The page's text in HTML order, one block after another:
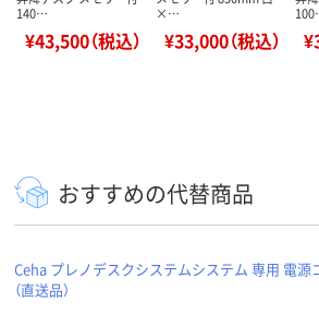
140…
¥43,500（税込）
×…
¥33,000（税込）
おすすめの代替商品
Ceha プレノデスクシステムシステム 専用 電源
（直送品）